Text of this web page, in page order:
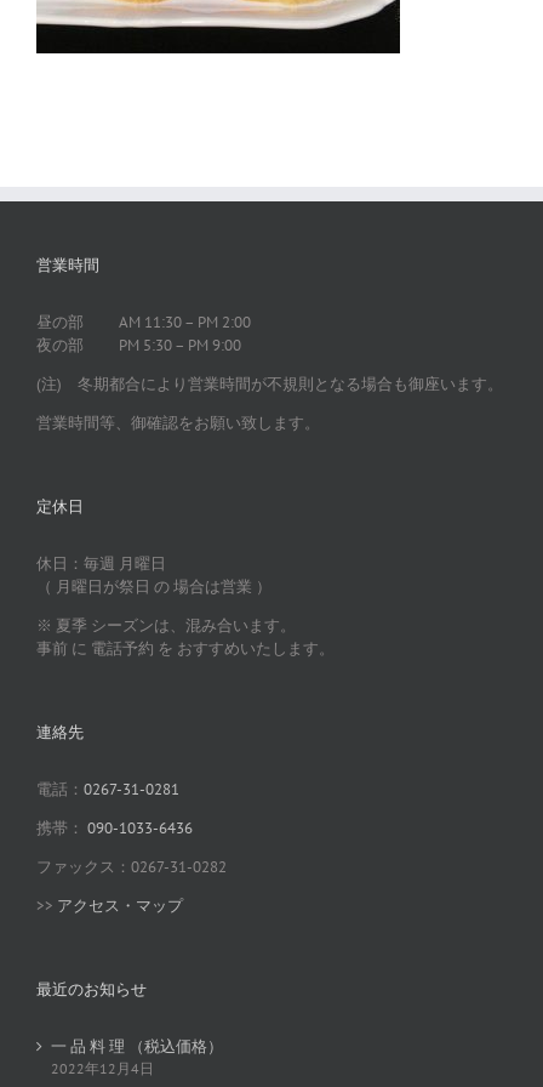
営業時間
昼の部 AM 11:30 – PM 2:00
夜の部 PM 5:30 – PM 9:00
(注) 冬期都合により営業時間が不規則となる場合も御座います。
営業時間等、御確認をお願い致します。
定休日
休日：毎週 月曜日
（ 月曜日が祭日 の 場合は営業 ）
※ 夏季 シーズンは、混み合います。
事前 に 電話予約 を おすすめいたします。
連絡先
電話： 0267-31-0281
携帯： 090-1033-6436
ファックス：0267-31-0282
>> アクセス・マップ
最近のお知らせ
一 品 料 理 （税込価格）
2022年12月4日